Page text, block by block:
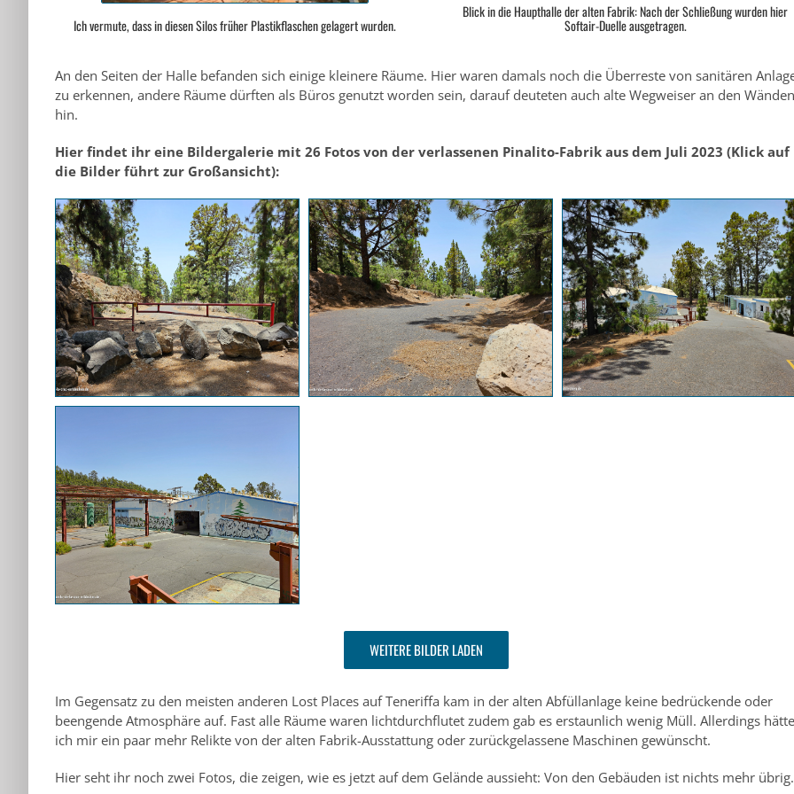
Ich vermute, dass in diesen Silos früher Plastikflaschen gelagert wurden.
Blick in die Haupthalle der alten Fabrik: Nach der Schließung wurden hier
Softair-Duelle ausgetragen.
An den Seiten der Halle befanden sich einige kleinere Räume. Hier waren damals noch die Überreste von sanitären
zu erkennen, andere Räume dürften als Büros genutzt worden sein, darauf deuteten auch alte Wegweiser an den Wänden
hin.
Hier findet ihr eine Bildergalerie mit 26 Fotos von der verlassenen Pinalito-Fabrik aus dem Juli 2023 (Klick auf
die Bilder führt zur Großansicht):
WEITERE BILDER LADEN
Im Gegensatz zu den meisten anderen Lost Places auf Teneriffa kam in der alten Abfüllanlage keine bedrückende oder
beengende Atmosphäre auf. Fast alle Räume waren lichtdurchflutet zudem gab es erstaunlich wenig Müll. Allerdings hätte
ich mir ein paar mehr Relikte von der alten Fabrik-Ausstattung oder zurückgelassene Maschinen gewünscht.
Hier seht ihr noch zwei Fotos, die zeigen, wie es jetzt auf dem Gelände aussieht: Von den Gebäuden ist nichts mehr übrig.